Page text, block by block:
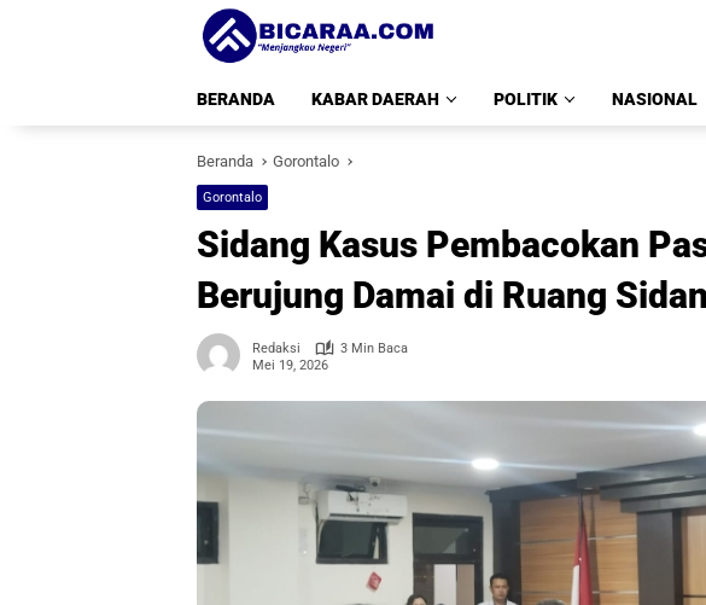
BERANDA KABAR DAERAH POLITIK NASIONAL
Beranda Gorontalo
Gorontalo
Sidang Kasus Pembacokan
Berujung Damai di Ruang
Redaksi
3 Min Baca
Mei 19, 2026